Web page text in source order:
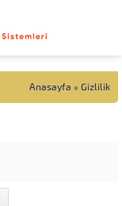
Anasayfa » Gizlilik